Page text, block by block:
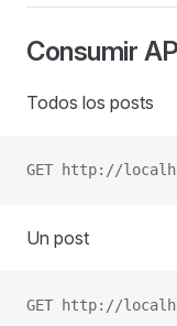
Consumir
Todos los posts
GET http://
Un post
GET http://